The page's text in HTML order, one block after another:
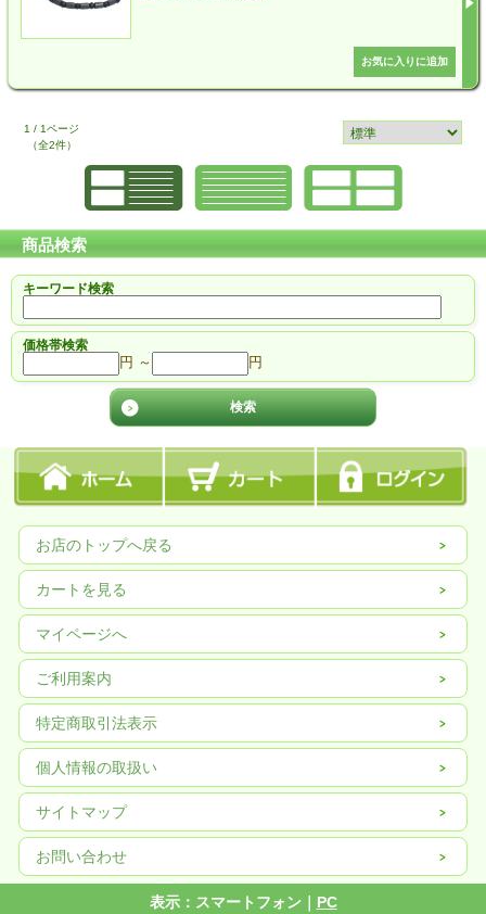
1 / 1ページ
（全2件）
商品検索
キーワード検索
価格帯検索
円 ～ 円
お店のトップへ戻る
カートを見る
マイページへ
ご利用案内
特定商取引法表示
個人情報の取扱い
サイトマップ
お問い合わせ
表示：スマートフォン｜ PC